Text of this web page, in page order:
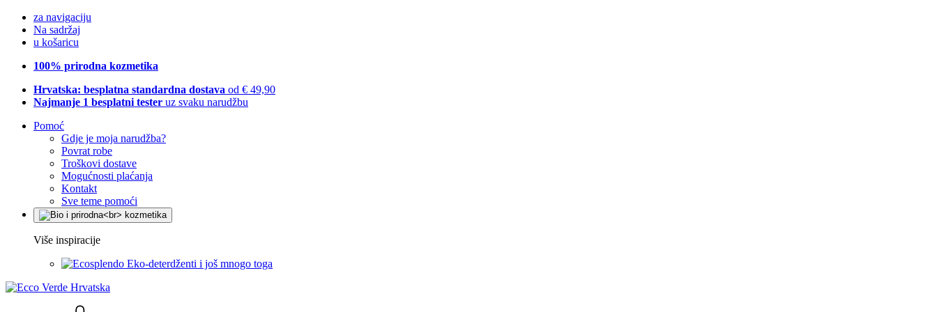
za navigaciju
Na sadržaj
u košaricu
100% prirodna kozmetika
Hrvatska: besplatna standardna dostava od € 49,90
Najmanje 1 besplatni tester uz svaku narudžbu
Pomoć
Gdje je moja narudžba?
Povrat robe
Troškovi dostave
Mogućnosti plaćanja
Kontakt
Sve teme pomoći
Više inspiracije
Eko-deterdženti i još mnogo toga